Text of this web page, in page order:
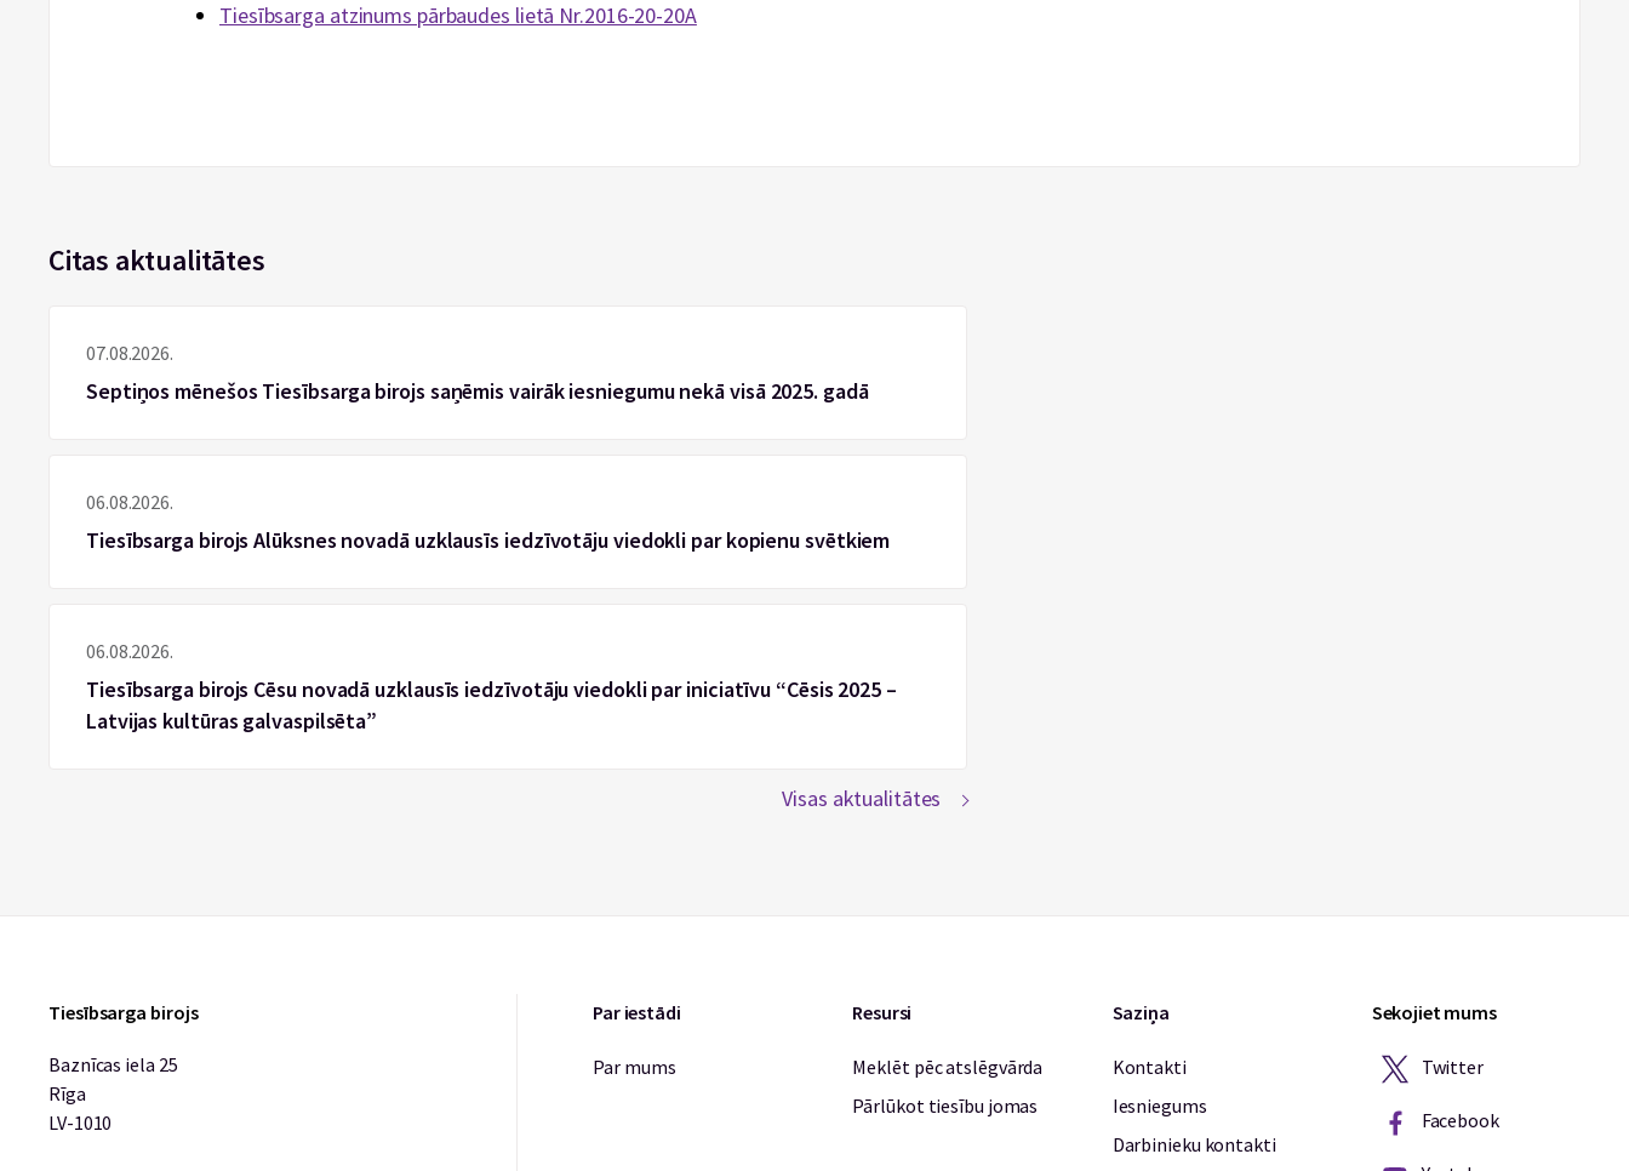
Tiesībsarga atzinums pārbaudes lietā Nr.2016-20-20A
Citas aktualitātes
07.08.2026.
Septiņos mēnešos Tiesībsarga birojs saņēmis vairāk iesniegumu nekā visā 2025. gadā
06.08.2026.
Tiesībsarga birojs Alūksnes novadā uzklausīs iedzīvotāju viedokli par kopienu svētkiem
06.08.2026.
Tiesībsarga birojs Cēsu novadā uzklausīs iedzīvotāju viedokli par iniciatīvu “Cēsis 2025 –
Latvijas kultūras galvaspilsēta”
Visas aktualitātes
Tiesībsarga birojs
Baznīcas iela 25
Rīga
LV-1010
Par iestādi
Par mums
Resursi
Meklēt pēc atslēgvārda
Pārlūkot tiesību jomas
Saziņa
Kontakti
Iesniegums
Darbinieku kontakti
Sekojiet mums
Twitter
Facebook